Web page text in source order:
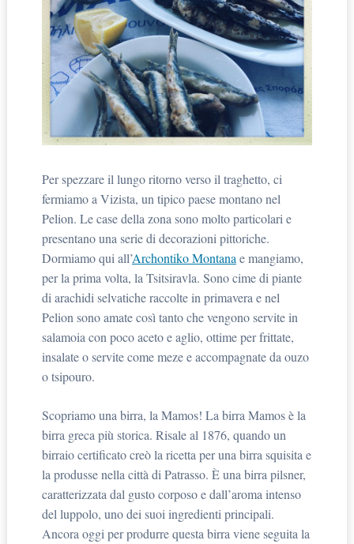
Per spezzare il lungo ritorno verso il traghetto, ci
fermiamo a Vizista, un tipico paese montano nel
Pelion. Le case della zona sono molto particolari e
presentano una serie di decorazioni pittoriche.
Dormiamo qui all’Archontiko Montanae mangiamo,
per la prima volta, la Tsitsiravla. Sono cime di piante
di arachidi selvatiche raccolte in primavera e nel
Pelion sono amate così tanto che vengono servite in
salamoia con poco aceto e aglio, ottime per frittate,
insalate o servite come meze e accompagnate da ouzo
o tsipouro.
Scopriamo una birra, la Mamos! La birra Mamos è la
birra greca più storica. Risale al 1876, quando un
birraio certificato creò la ricetta per una birra squisita e
la produsse nella città di Patrasso. È una birra pilsner,
caratterizzata dal gusto corposo e dall’aroma intenso
del luppolo, uno dei suoi ingredienti principali.
Ancora oggi per produrre questa birra viene seguita la